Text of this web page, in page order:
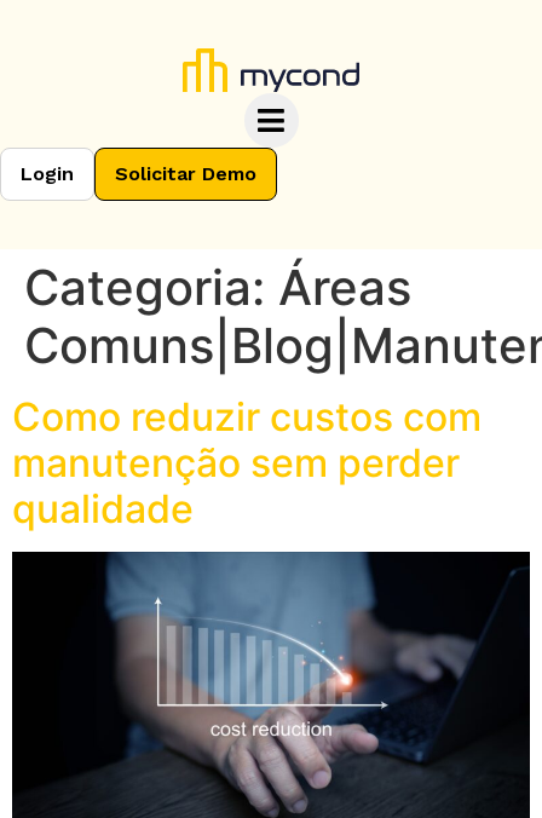
Login Solicitar Demo
Categoria: Áreas
Como reduzir custos com
manutenção sem perder
qualidade